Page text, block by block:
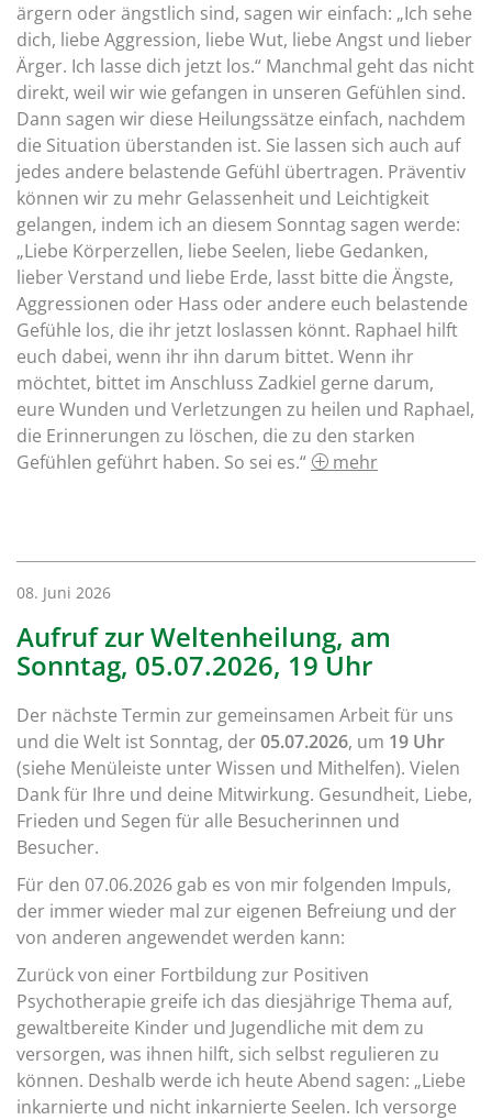
ärgern oder ängstlich sind, sagen wir einfach: „Ich sehe
dich, liebe Aggression, liebe Wut, liebe Angst und lieber
Ärger. Ich lasse dich jetzt los.“ Manchmal geht das nicht
direkt, weil wir wie gefangen in unseren Gefühlen sind.
Dann sagen wir diese Heilungssätze einfach, nachdem
die Situation überstanden ist. Sie lassen sich auch auf
jedes andere belastende Gefühl übertragen. Präventiv
können wir zu mehr Gelassenheit und Leichtigkeit
gelangen, indem ich an diesem Sonntag sagen werde:
„Liebe Körperzellen, liebe Seelen, liebe Gedanken,
lieber Verstand und liebe Erde, lasst bitte die Ängste,
Aggressionen oder Hass oder andere euch belastende
Gefühle los, die ihr jetzt loslassen könnt. Raphael hilft
euch dabei, wenn ihr ihn darum bittet. Wenn ihr
möchtet, bittet im Anschluss Zadkiel gerne darum,
eure Wunden und Verletzungen zu heilen und Raphael,
die Erinnerungen zu löschen, die zu den starken
Gefühlen geführt haben. So sei es.“
mehr
08. Juni 2026
Aufruf zur Weltenheilung, am
Sonntag, 05.07.2026, 19 Uhr
Der nächste Termin zur gemeinsamen Arbeit für uns
und die Welt ist Sonntag, der05.07.2026, um 19 Uhr
(siehe Menüleiste unter Wissen und Mithelfen). Vielen
Dank für Ihre und deine Mitwirkung. Gesundheit, Liebe,
Frieden und Segen für alle Besucherinnen und
Besucher.
Für den 07.06.2026 gab es von mir folgenden Impuls,
der immer wieder mal zur eigenen Befreiung und der
von anderen angewendet werden kann:
Zurück von einer Fortbildung zur Positiven
Psychotherapie greife ich das diesjährige Thema auf,
gewaltbereite Kinder und Jugendliche mit dem zu
versorgen, was ihnen hilft, sich selbst regulieren zu
können. Deshalb werde ich heute Abend sagen: „Liebe
inkarnierte und nicht inkarnierte Seelen. Ich versorge